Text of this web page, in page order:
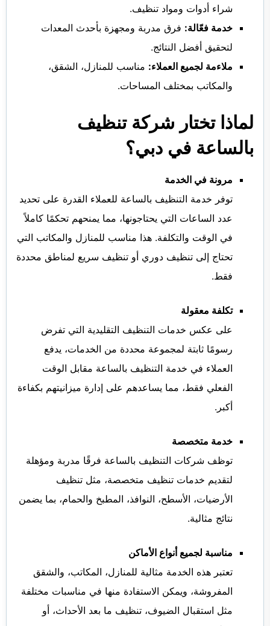
شراء أدوات ومواد تنظيف.
خدمة فعّالة: فرق مدربة ومجهزة بأحدث المعدات
لتحقيق أفضل النتائج.
ملاءمة لجميع العملاء: مناسب للمنازل، الشقق،
والمكاتب بمختلف المساحات.
لماذا تختار شركة تنظيف
بالساعة في دبي؟
مرونة في الخدمة
توفر خدمة التنظيف بالساعة للعملاء القدرة على تحديد
عدد الساعات التي يحتاجونها، مما يمنحهم تحكمًا كاملاً
في الوقت والتكلفة. هذا مناسب للمنازل والمكاتب التي
تحتاج إلى تنظيف دوري أو تنظيف سريع لمناطق محددة
فقط.
تكلفة معقولة
على عكس خدمات التنظيف التقليدية التي تفرض
رسومًا ثابتة لمجموعة محددة من الخدمات، يدفع
العملاء في خدمة التنظيف بالساعة مقابل الوقت
الفعلي فقط، مما يساعدهم على إدارة ميزانيتهم بكفاءة
أكبر.
خدمة متخصصة
توظف شركات التنظيف بالساعة فرقًا مدربة ومؤهلة
لتقديم خدمات تنظيف متخصصة، مثل تنظيف
الأرضيات، الأسطح، النوافذ، المطبخ والحمام، بما يضمن
نتائج مثالية.
مناسبة لجميع أنواع الأماكن
تعتبر هذه الخدمة مثالية للمنازل، المكاتب، والشقق
المفروشة، ويمكن الاستفادة منها في مناسبات مختلفة
مثل استقبال الضيوف، تنظيف ما بعد الأحداث، أو